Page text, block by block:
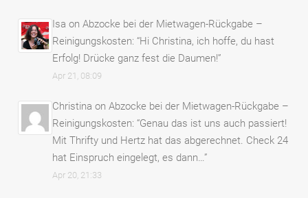
Isa onAbzocke bei der Mietwagen-Rückgabe –
Reinigungskosten: “Hi Christina, ich hoffe, du hast
Erfolg! Drücke ganz fest die Daumen!”
Apr 21, 08:09
Christina onAbzocke bei der Mietwagen-Rückgabe –
Reinigungskosten: “Genau das ist uns auch passiert!
Mit Thrifty und Hertz hat das abgerechnet. Check 24
hat Einspruch eingelegt, es dann…”
Apr 20, 21:33